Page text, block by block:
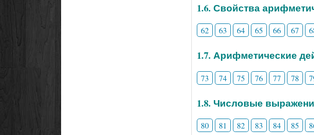
1.6. Свойства
62 63 64 65 66 67
1.7. Арифметические
73 74 75 76 77 78
1.8. Числовые
80 81 82 83 84 85